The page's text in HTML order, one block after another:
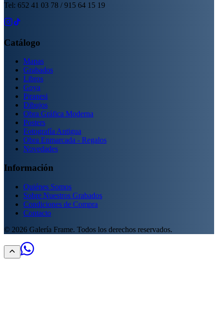
Tel: 652 41 03 78 / 915 64 15 19
Catálogo
Mapas
Grabados
Libros
Goya
Piranesi
Dibujos
Obra Gráfica Moderna
Posters
Fotografía Antigua
Obra Enmarcada - Regalos
Novedades
Información
Quiénes Somos
Sobre Nuestros Grabados
Condiciones de Compra
Contacto
© 2026 Galería Frame. Todos los derechos reservados.